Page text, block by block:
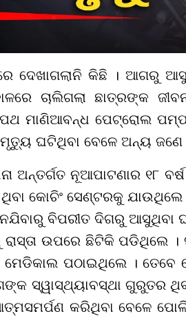
ଦେଖାଗଲାନି କିଛି । ଆଗରୁ
ଚାଲିଗଲା ଛାତ୍ରଙ୍କ
ମାଣିଆବନ୍ଧ ପେଟ୍ରୋଲ
ଘଟିଥିବା ବେଳେ ଅନ୍ୟ
ଅନ୍ତର୍ଗତ ନୂଆପାଟଣାର ୧୮
କୋଚିଂ ସେଣ୍ଟରକୁ
ବିପରୀତ ଦିଗରୁ ଆସୁଥିବା
ଉପରେ ଛିଟିକି ପଡିଥିଲେ ।
ପଠାଇଥିଲେ । ତେବେ
ସ୍ୱାସ୍ଥ୍ୟାବସ୍ଥା ଗୁରୁତର
କରିଥିବା ବେଳେ